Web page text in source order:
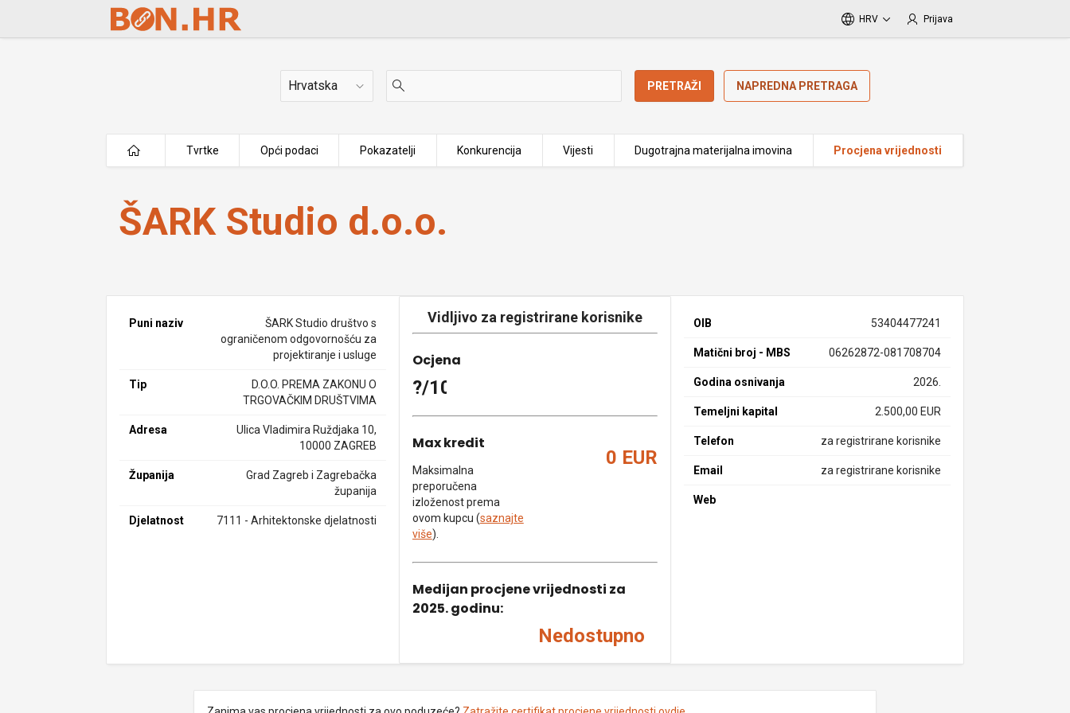
Skip to Main Content
HRV Prijava
Država PRETRAŽI NAPREDNA PRETRAGA
Tvrtke Opći podaci Pokazatelji Konkurencija Vijesti Dugotrajna materijalna imovina Procjena vrijednosti
ŠARK Studio d.o.o.
ŠARK Studio d.o.o.
Puni naziv
ŠARK Studio društvo s
ograničenom odgovornošću za
projektiranje i usluge
Tip
D.O.O. PREMA ZAKONU O
TRGOVAČKIM DRUŠTVIMA
Adresa
Ulica Vladimira Ruždjaka 10,
10000 ZAGREB
Županija
Grad Zagreb i Zagrebačka
županija
Djelatnost 7111 - Arhitektonske djelatnosti
Vidljivo za registrirane korisnike
Ocjena
?/10
Max kredit
Maksimalna
preporučena
izloženost prema
ovom kupcu (saznajte
više).
0 EUR
Medijan procjene vrijednosti za
2025. godinu:
Nedostupno
OIB 53404477241
Matični broj - MBS 06262872-081708704
Godina osnivanja 2026.
Temeljni kapital 2.500,00 EUR
Telefon za registrirane korisnike
Email za registrirane korisnike
Web